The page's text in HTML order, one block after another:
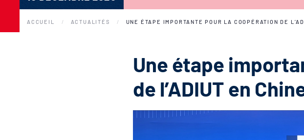
ACCUEIL ACTUALITÉS UNE ÉTAPE IMPORTANTE POUR LA COOPÉRATION DE
Une étape
de l’ADIUT en